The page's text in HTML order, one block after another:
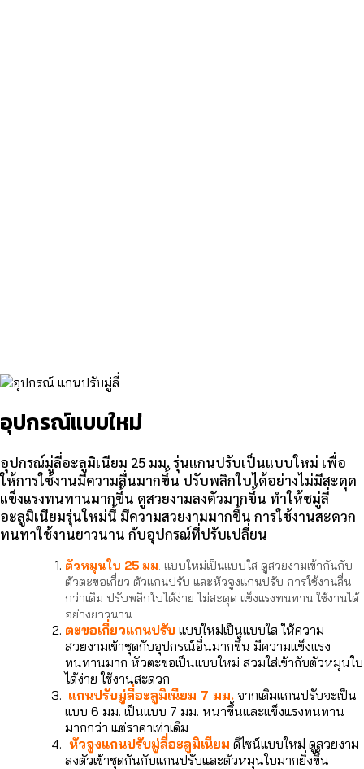
อุปกรณ์แบบใหม่
อุปกรณ์มู่ลี่อะลูมิเนียม 25 มม. รุ่นแกนปรับเป็นแบบใหม่ เพื่อ
ให้การใช้งานมีความลื่นมากขึ้น ปรับพลิกใบได้อย่างไม่มีสะดุด
แข็งแรงทนทานมากขึ้น ดูสวยงามลงตัวมากขึ้น ทำให้ชมู่ลี่
อะลูมิเนียมรุ่นใหม่นี้ มีความสวยงามมากขึ้น การใช้งานสะดวก
ทนทาใช้งานยาวนาน กับอุปกรณ์ที่ปรับเปลี่ยน
ตัวหมุนใบ 25 มม . แบบใหม่เป็นแบบใส ดูสวยงามเข้ากันกับ
ตัวตะขอเกี่ยว ตัวแกนปรับ และหัวจูงแกนปรับ การใช้งานลื่น
กว่าเดิม ปรับพลิกใบได้ง่าย ไม่สะดุด แข็งแรงทนทาน ใช้งานได้
อย่างยาวนาน
ตะขอเกี่ยวแกนปรับ แบบใหม่เป็นแบบใส ให้ความ
สวยงามเข้าชุดกับอุปกรณ์อื่นมากขึ้น มีความแข็งแรง
ทนทานมาก หัวตะขอเป็นแบบใหม่ สวมใส่เข้ากับตัวหมุนใบ
ได้ง่าย ใช้งานสะดวก
แกนปรับมู่ลี่อะลูมิเนียม 7 มม. จากเดิมแกนปรับจะเป็น
แบบ 6 มม. เป็นแบบ 7 มม. หนาขึ้นและแข็งแรงทนทาน
มากกว่า แต่ราคาเท่าเดิม
หัวจูงแกนปรับมู่ลี่อะลูมิเนียม ดีไซน์แบบใหม่ ดูสวยงาม
ลงตัวเข้าชุดกันกับแกนปรับและตัวหมุนใบมากยิ่งขึ้น